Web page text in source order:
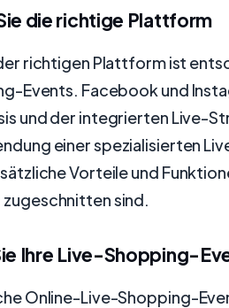
die richtige Plattform
richtigen Plattform ist
Events. Facebook und
und der integrierten Live-
einer spezialisierten
Vorteile und
sind.
Ihre Live-Shopping-
Online-Live-Shopping-